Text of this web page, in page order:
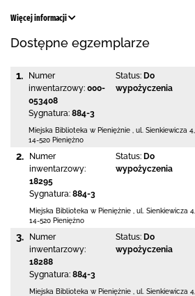
Więcej informacji
Dostępne egzemplarze
1.
Numer
inwentarzowy: 000-
053408
Sygnatura: 884-3
Status: Do
wypożyczenia
Miejska Biblioteka w Pieniężnie ul. Sienkiewicza 4
14-520 Pieniężno
2.
Numer
inwentarzowy:
18295
Sygnatura: 884-3
Status: Do
wypożyczenia
Miejska Biblioteka w Pieniężnie ul. Sienkiewicza 4
14-520 Pieniężno
3.
Numer
inwentarzowy:
18288
Sygnatura: 884-3
Status: Do
wypożyczenia
Miejska Biblioteka w Pieniężnie ul. Sienkiewicza 4